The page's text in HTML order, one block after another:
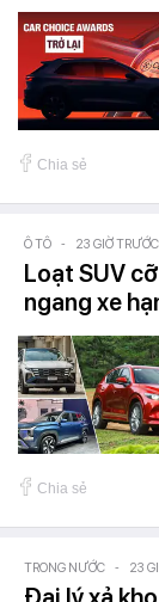
Chia sẻ
Ô TÔ - 23 GIỜ TRƯỚC
Loạt SUV
ngang xe
Chia sẻ
TRONG NƯỚC - 23